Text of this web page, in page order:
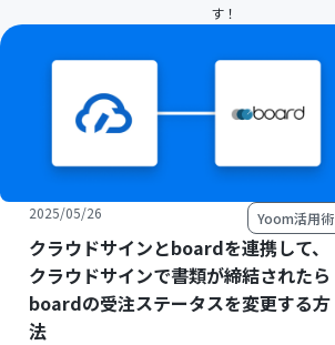
す！
2025/05/26 Yoom活用術
クラウドサインとboardを連携して、
クラウドサインで書類が締結されたら
boardの受注ステータスを変更する方
法